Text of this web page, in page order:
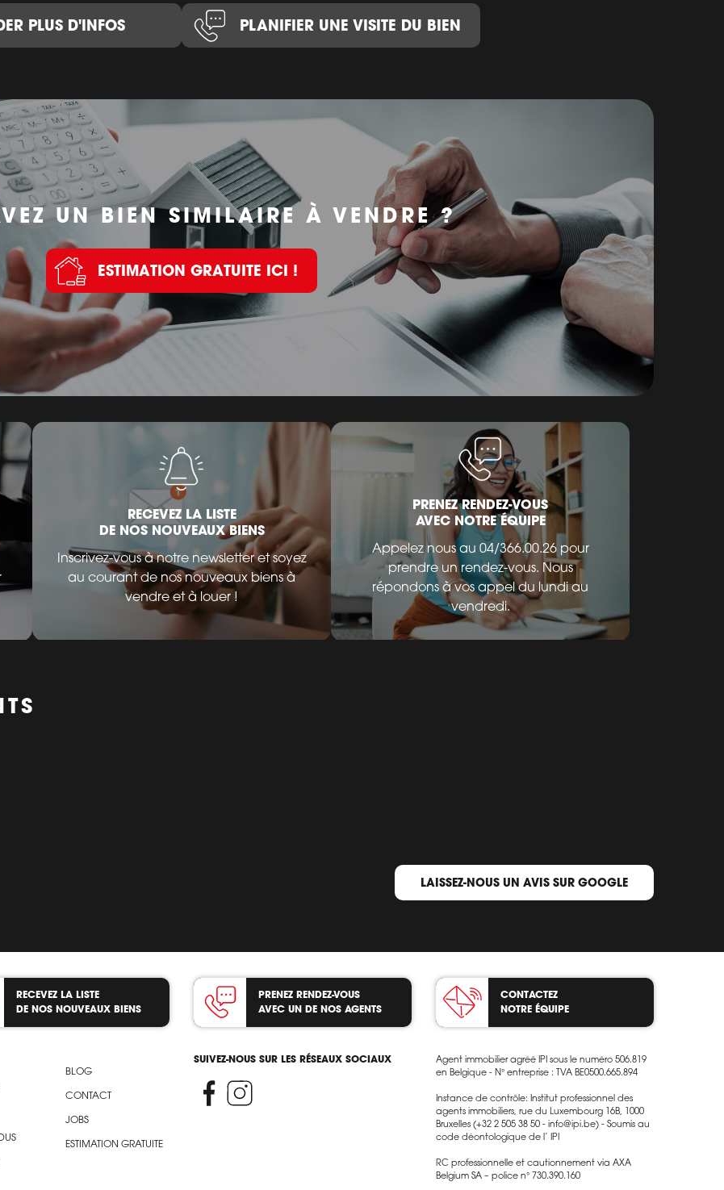
PLUS D'INFOS PLANIFIER UNE VISITE DU BIEN
UN BIEN SIMILAIRE À VENDRE ?
ESTIMATION GRATUITE ICI !
RECEVEZ LA LISTE
DE NOS NOUVEAUX BIENS
Inscrivez-vous à notre newsletter et soyez
au courant de nos nouveaux biens à
vendre et à louer !
PRENEZ RENDEZ-VOUS
AVEC NOTRE ÉQUIPE
Appelez nous au 04/366.00.26 pour
prendre un rendez-vous. Nous
répondons à vos appel du lundi au
vendredi.
LAISSEZ-NOUS UN AVIS SUR GOOGLE
RECEVEZ LA LISTE
DE NOS NOUVEAUX BIENS
PRENEZ RENDEZ-VOUS
AVEC UN DE NOS AGENTS
CONTACTEZ
NOTRE ÉQUIPE
BLOG
CONTACT
JOBS
ESTIMATION GRATUITE
SUIVEZ-NOUS SUR LES RÉSEAUX SOCIAUX
Agent immobilier agréé IPI sous le numéro 506.819
en Belgique - N° entreprise : TVA BE0500.665.894
Instance de contrôle: Institut professionnel des
agents immobiliers, rue du Luxembourg 16B, 1000
Bruxelles (+32 2 505 38 50 - info@ipi.be) - Soumis au
code déontologique de l’ IPI
RC professionnelle et cautionnement via AXA
Belgium SA – police n° 730.390.160